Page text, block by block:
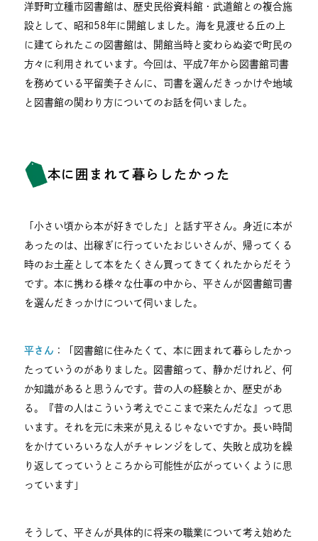
洋野町立種市図書館は、歴史民俗資料館・武道館との複合施
設として、昭和58年に開館しました。海を見渡せる丘の上
に建てられたこの図書館は、開館当時と変わらぬ姿で町民の
方々に利用されています。今回は、平成7年から図書館司書
を務めている平留美子さんに、司書を選んだきっかけや地域
と図書館の関わり方についてのお話を伺いました。
本に囲まれて暮らしたかった
「小さい頃から本が好きでした」と話す平さん。身近に本が
あったのは、出稼ぎに行っていたおじいさんが、帰ってくる
時のお土産として本をたくさん買ってきてくれたからだそう
です。本に携わる様々な仕事の中から、平さんが図書館司書
を選んだきっかけについて伺いました。
平さん ：「図書館に住みたくて、本に囲まれて暮らしたかっ
たっていうのがありました。図書館って、静かだけれど、何
か知識があると思うんです。昔の人の経験とか、歴史があ
る。『昔の人はこういう考えでここまで来たんだな』って思
います。それを元に未来が見えるじゃないですか。長い時間
をかけていろいろな人がチャレンジをして、失敗と成功を繰
り返してっていうところから可能性が広がっていくように思
っています」
そうして、平さんが具体的に将来の職業について考え始めた